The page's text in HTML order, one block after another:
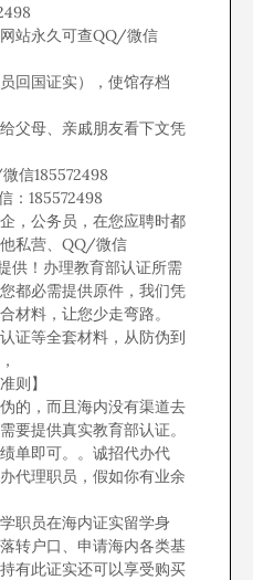
站永久可查QQ/微信
回国证实），使馆存档
父母、亲戚朋友看下文凭
信185572498
：185572498
，公务员，在您应聘时都
私营、QQ/微信
供！办理教育部认证所需
都必需提供原件，我们凭
材料，让您少走弯路。
证等全套材料，从防伪到
则】
的，而且海内没有渠道去
要提供真实教育部认证。
单即可。。诚招代办代
代理职员，假如你有业余
职员在海内证实留学身
转户口、申请海内各类基
有此证实还可以享受购买